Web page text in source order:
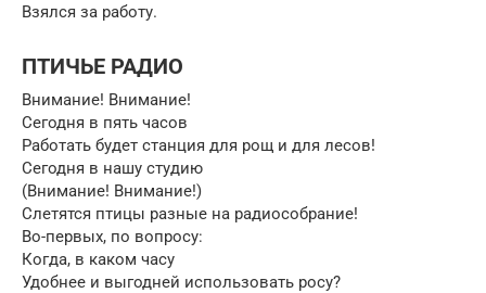
Взялся за работу.
ПТИЧЬЕ РАДИО
Внимание! Внимание!
Сегодня в пять часов
Работать будет станция для рощ и для лесов!
Сегодня в нашу студию
(Внимание! Внимание!)
Слетятся птицы разные на радиособрание!
Во-первых, по вопросу:
Когда, в каком часу
Удобнее и выгодней использовать росу?